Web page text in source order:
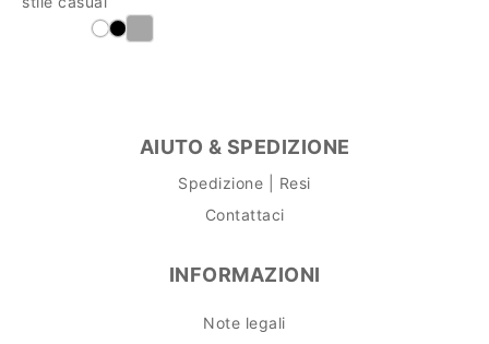
AIUTO & SPEDIZIONE
Spedizione | Resi
Contattaci
INFORMAZIONI
Note legali